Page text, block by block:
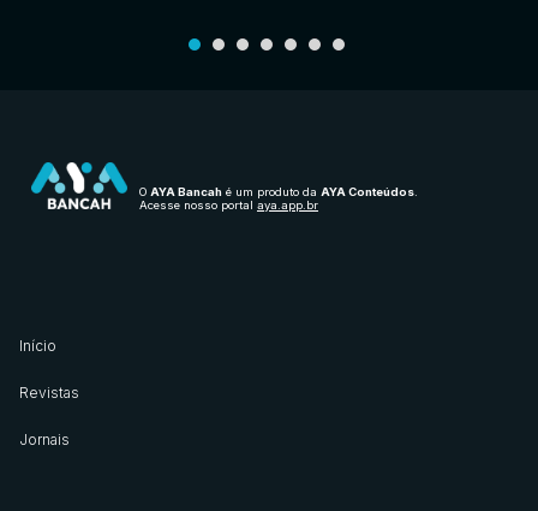
O AYA Bancah é um produto da AYA Conteúdos
Acesse nosso portal aya.app.br
Início
Revistas
Jornais